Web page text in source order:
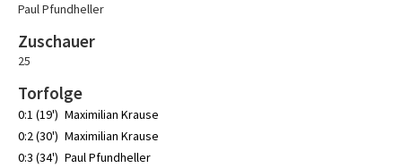
Paul Pfundheller
Zuschauer
25
Torfolge
0:1 (19') Maximilian Krause
0:2 (30') Maximilian Krause
0:3 (34') Paul Pfundheller